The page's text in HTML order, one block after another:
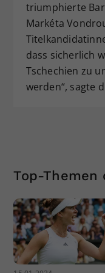
triumphierte
Markéta
dass sicherlich
Tschechien zu
werden“, sagte
Top-Themen